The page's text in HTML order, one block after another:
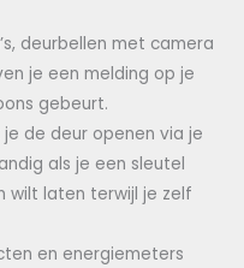
deurbellen met camera
je een melding op je
gebeurt.
de deur openen via je
als je een sleutel
wilt laten terwijl je zelf
en energiemeters